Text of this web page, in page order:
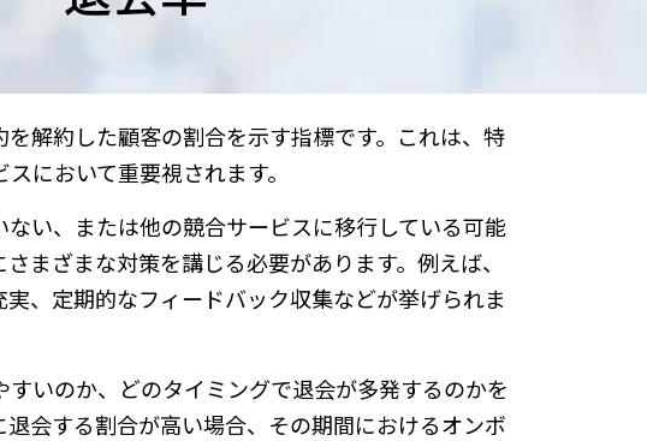
解約した顧客の割合を示す指標です。これは、特
において重要視されます。
い、または他の競合サービスに移行している可能
まざまな対策を講じる必要があります。例えば、
、定期的なフィードバック収集などが挙げられま
いのか、どのタイミングで退会が多発するのかを
会する割合が高い場合、その期間におけるオンボ